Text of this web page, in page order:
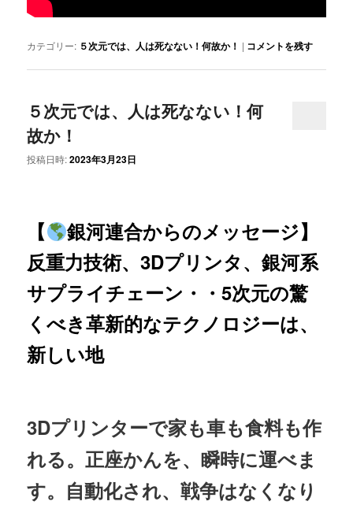
カテゴリー: ５次元では、人は死なない！何故か！ | コメントを残す
５次元では、人は死なない！何
故か！
投稿日時:2023年3月23日
【
銀河連合からのメッセージ】
反重力技術、3Dプリンタ、銀河系
サプライチェーン・・5次元の驚
くべき革新的なテクノロジーは、
新しい地
3Dプリンターで家も車も食料も作
れる。正座かんを、瞬時に運べま
す。自動化され、戦争はなくなり